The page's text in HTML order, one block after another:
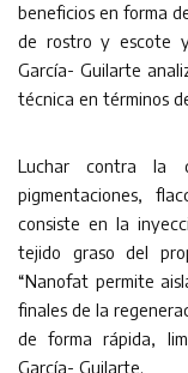
beneficios en forma
de rostro y escote
García- Guilarte
técnica en términos
Luchar contra la
pigmentaciones,
consiste en la
tejido graso del
“Nanofat permite
finales de la
de forma rápida,
García- Guilarte.